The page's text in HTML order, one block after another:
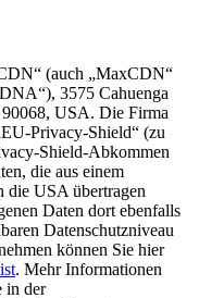
(auch „MaxCDN“
3575 Cahuenga
USA. Die Firma
Privacy-Shield“ (zu
Shield-Abkommen
die aus einem
die USA übertragen
Daten dort ebenfalls
Datenschutzniveau
können Sie hier
. Mehr Informationen
in der